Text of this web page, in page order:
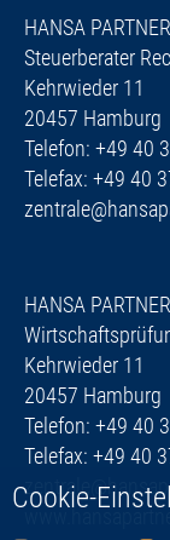
HANSA
Steuerberater
Kehrwieder 11
20457 Hamburg
Telefon: +49 40
Telefax: +49 40
HANSA
Kehrwieder 11
20457 Hamburg
Telefon: +49 40
Telefax: +49 40
Cookie-